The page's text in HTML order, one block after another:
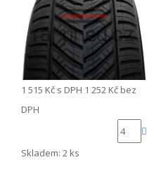
1 515 Kč s DPH 1 252 Kč bez
DPH
Skladem: 2 ks